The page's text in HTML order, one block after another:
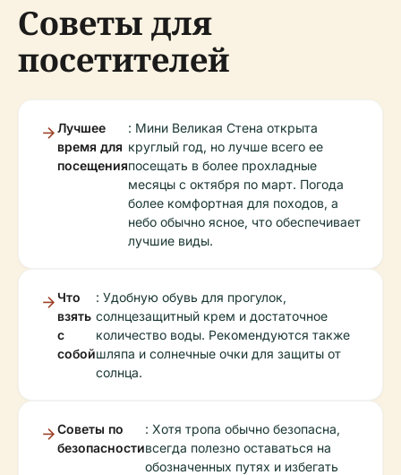
Советы для
посетителей
Лучшее
время для
посещения
: Мини Великая Стена открыта
круглый год, но лучше всего ее
посещать в более прохладные
месяцы с октября по март. Погода
более комфортная для походов, а
небо обычно ясное, что обеспечивает
лучшие виды.
Что
взять
с
собой
: Удобную обувь для прогулок,
солнцезащитный крем и достаточное
количество воды. Рекомендуются также
шляпа и солнечные очки для защиты от
солнца.
Советы по
безопасности
: Хотя тропа обычно безопасна,
всегда полезно оставаться на
обозначенных путях и избегать